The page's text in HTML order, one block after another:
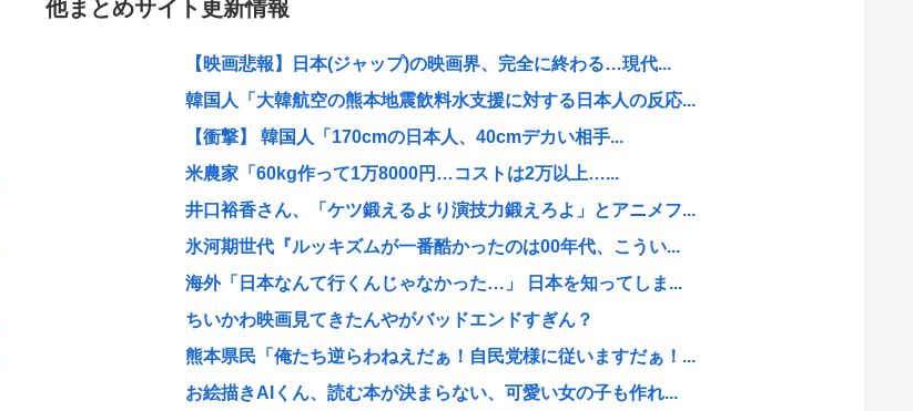
他まとめサイト更新情報
【映画悲報】日本(ジャップ)の映画界、完全に終わる…現代...
韓国人「大韓航空の熊本地震飲料水支援に対する日本人の反応...
【衝撃】 韓国人「170cmの日本人、40cmデカい相手...
米農家「60kg作って1万8000円…コストは2万以上…...
井口裕香さん、「ケツ鍛えるより演技力鍛えろよ」とアニメフ...
氷河期世代『ルッキズムが一番酷かったのは00年代、こうい...
海外「日本なんて行くんじゃなかった…」 日本を知ってしま...
ちいかわ映画見てきたんやがバッドエンドすぎん？
熊本県民「俺たち逆らわねえだぁ！自民党様に従いますだぁ！...
お絵描きAIくん、読む本が決まらない、可愛い女の子も作れ...